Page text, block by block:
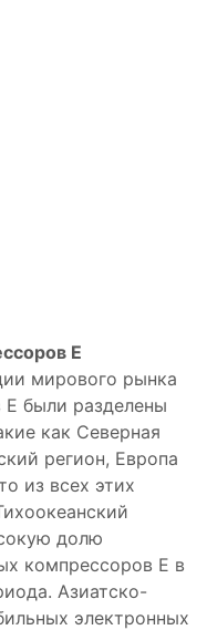
E
мирового рынка
были разделены
как Северная
регион, Европа
из всех этих
долю
компрессоров E в
Азиатско-
электронных